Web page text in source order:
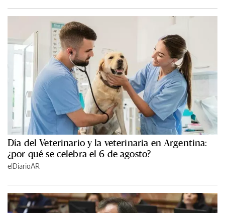
Día del Veterinario y la veterinaria en Argentina:
¿por qué se celebra el 6 de agosto?
elDiarioAR